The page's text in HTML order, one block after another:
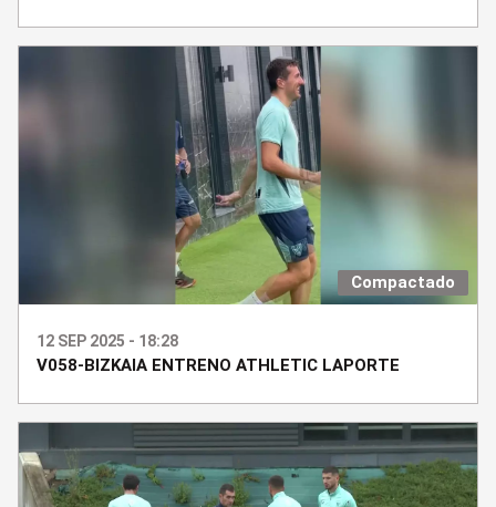
Compactado
12 SEP 2025 - 18:28
V058-BIZKAIA ENTRENO ATHLETIC LAPORTE